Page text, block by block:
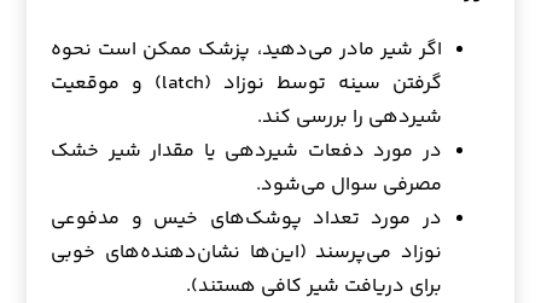
اگر شیر مادر می‌دهید، پزشک ممکن است نحوه
گرفتن سینه توسط نوزاد (latch) و موقعیت
شیردهی را بررسی کند.
در مورد دفعات شیردهی یا مقدار شیر خشک
مصرفی سوال می‌شود.
در مورد تعداد پوشک‌های خیس و مدفوعی
نوزاد می‌پرسند (این‌ها نشان‌دهنده‌های خوبی
برای دریافت شیر کافی هستند).